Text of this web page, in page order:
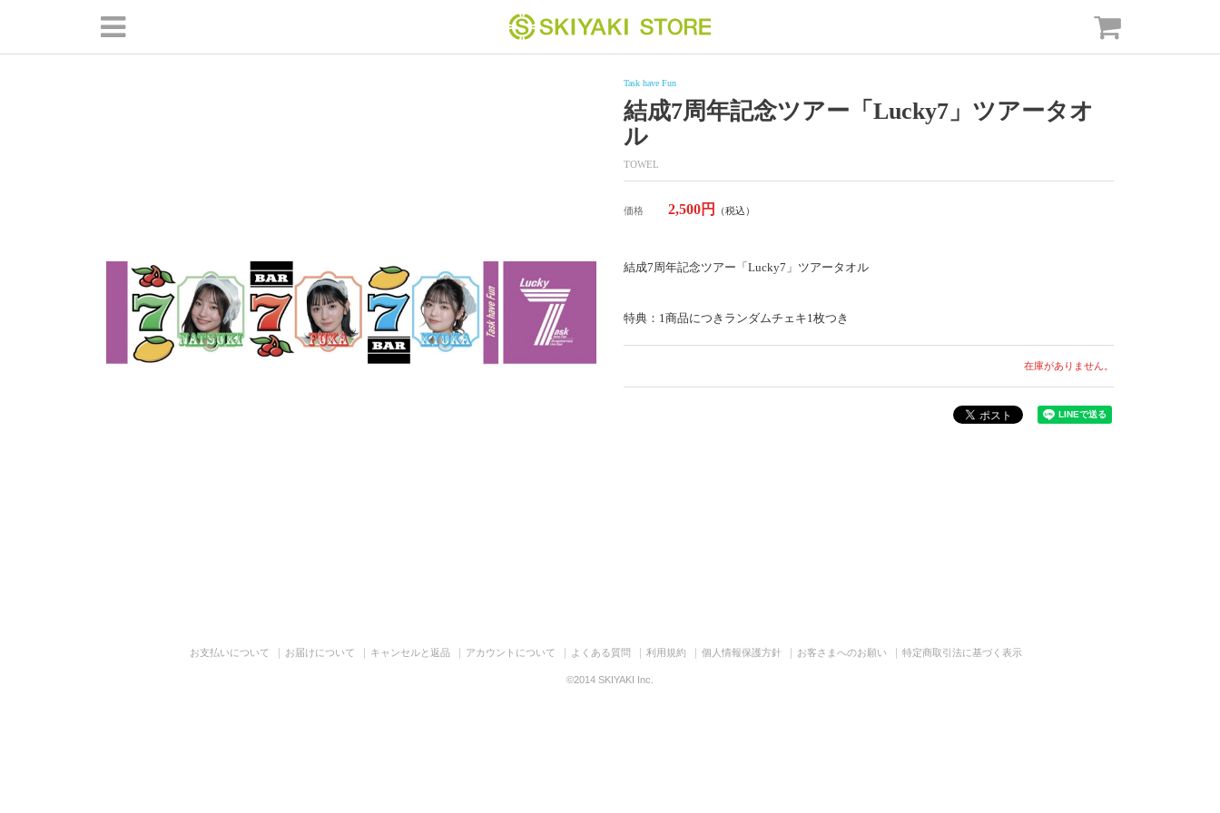
Task have Fun
結成7周年記念ツアー「Lucky7」ツアータオ
ル
TOWEL
価格 2,500円 （税込）
結成7周年記念ツアー「Lucky7」ツアータオル
特典：1商品につきランダムチェキ1枚つき
在庫がありません。
お支払いについて お届けについて キャンセルと返品 アカウントについて よくある質問 利用規約 個人情報保護方針 お客さまへのお願い 特定商取引法に基づく表示
©2014 SKIYAKI Inc.